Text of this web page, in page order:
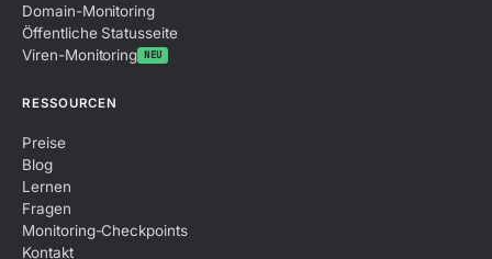
Domain-Monitoring
Öffentliche Statusseite
Viren-Monitoring NEU
RESSOURCEN
Preise
Blog
Lernen
Fragen
Monitoring-Checkpoints
Kontakt